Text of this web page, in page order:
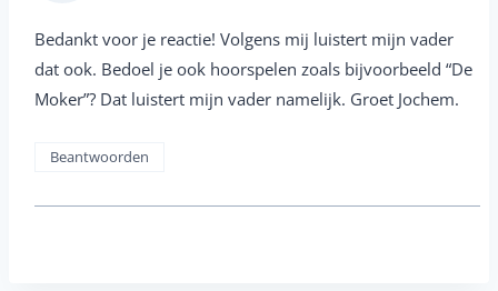
Bedankt voor je reactie! Volgens mij luistert mijn vader
dat ook. Bedoel je ook hoorspelen zoals bijvoorbeeld “De
Moker”? Dat luistert mijn vader namelijk. Groet Jochem.
Beantwoorden